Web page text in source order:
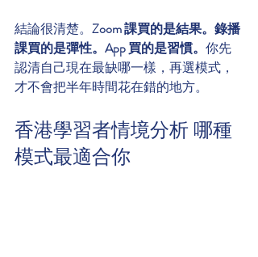
結論很清楚。 Zoom 課買的是結果。錄播
課買的是彈性。App 買的是習慣。 你先
認清自己現在最缺哪一樣，再選模式，
才不會把半年時間花在錯的地方。
香港學習者情境分析 哪種
模式最適合你